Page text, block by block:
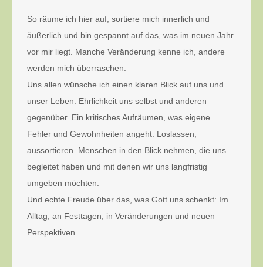
So räume ich hier auf, sortiere mich innerlich und
äußerlich und bin gespannt auf das, was im neuen Jahr
vor mir liegt. Manche Veränderung kenne ich, andere
werden mich überraschen.
Uns allen wünsche ich einen klaren Blick auf uns und
unser Leben. Ehrlichkeit uns selbst und anderen
gegenüber. Ein kritisches Aufräumen, was eigene
Fehler und Gewohnheiten angeht. Loslassen,
aussortieren. Menschen in den Blick nehmen, die uns
begleitet haben und mit denen wir uns langfristig
umgeben möchten.
Und echte Freude über das, was Gott uns schenkt: Im
Alltag, an Festtagen, in Veränderungen und neuen
Perspektiven.